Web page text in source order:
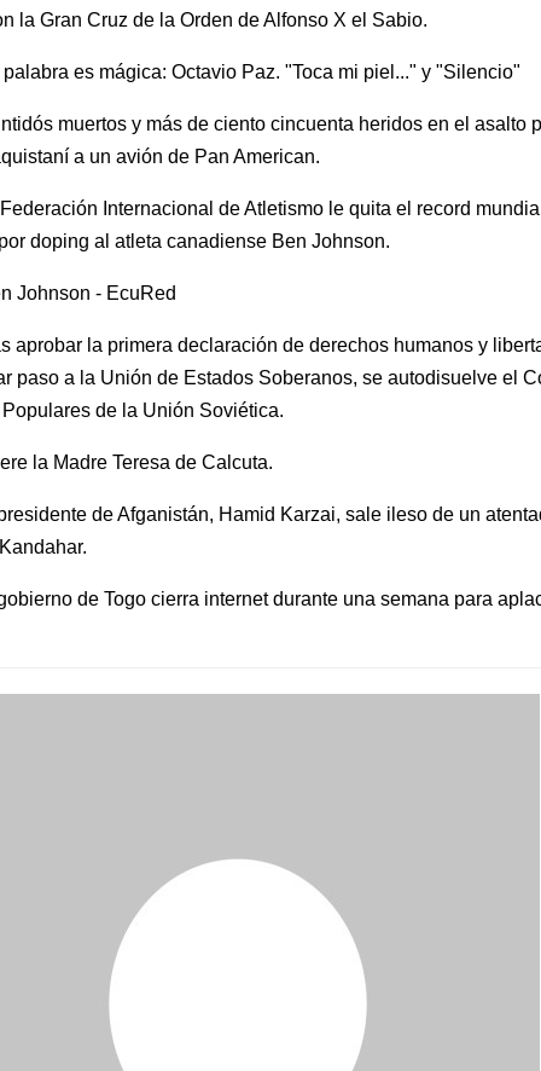
la Gran Cruz de la Orden de Alfonso X el Sabio.
muertos y más de ciento cincuenta heridos en el asalto
a un avión de Pan American.
Internacional de Atletismo le quita el record
doping al atleta canadiense Ben Johnson.
aprobar la primera declaración de derechos humanos y
paso a la Unión de Estados Soberanos, se autodisuelve el
de la Unión Soviética.
la Madre Teresa de Calcuta.
de Afganistán, Hamid Karzai, sale ileso de un
de Togo cierra internet durante una semana para